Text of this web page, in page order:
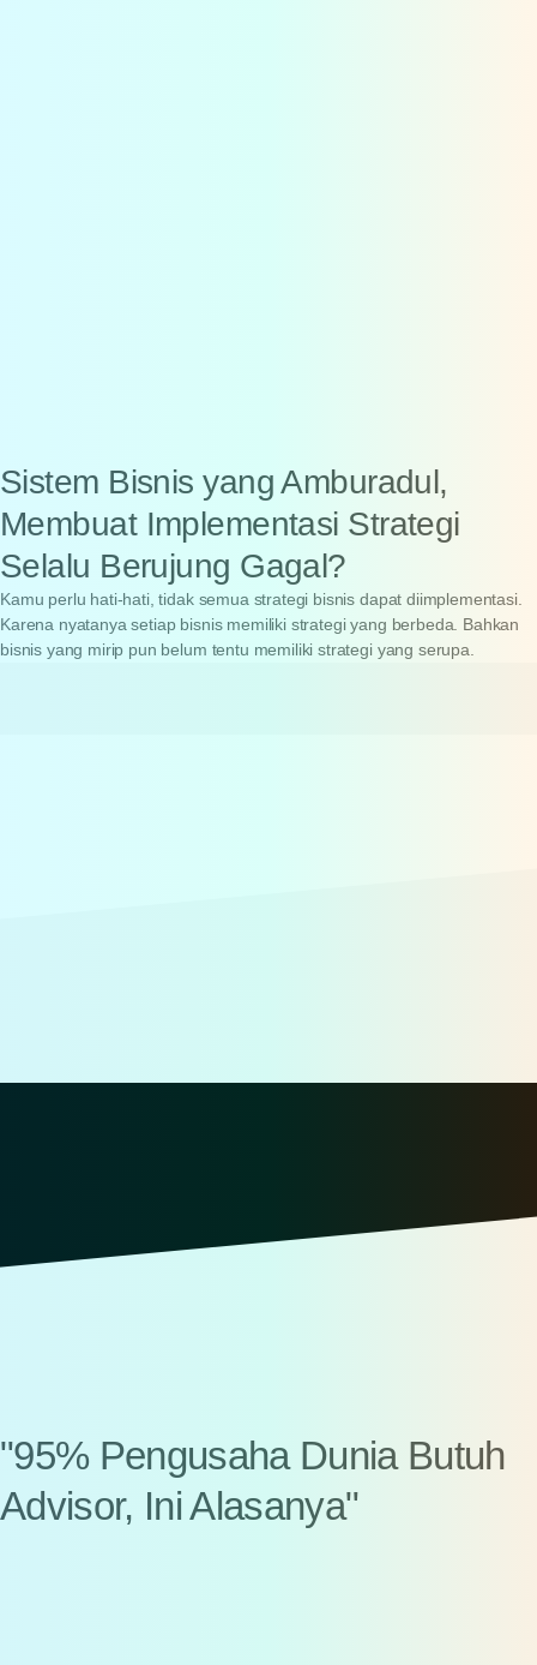
Sistem BisnisyangAmburadul,
Membuat Implementasi Strategi
Selalu Berujung Gagal?
Kamu perlu hati-hati, tidak semua strategi bisnis dapat diimplementasi.
Karena nyatanya setiap bisnis memiliki strategi yang berbeda. Bahkan
bisnis yang mirip pun belum tentu memiliki strategi yang serupa.
"95% Pengusaha Dunia Butuh
Advisor, Ini Alasanya"